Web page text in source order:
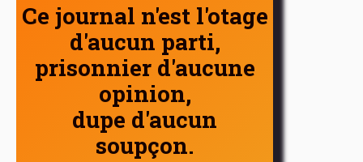
Ce journal n'est l'otage
d'aucun parti,
prisonnier d'aucune
opinion,
dupe d'aucun
soupçon.